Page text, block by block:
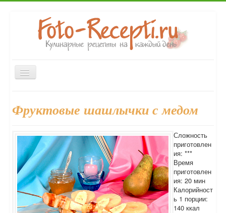
Включить/
выключить
Десерты Выпечка Напитки
Консервирование
Фруктовые шашлычки с медом
Сложность
приготовлен
ия: ***
Время
приготовлен
ия: 20 мин
Калорийност
ь 1 порции:
140 ккал